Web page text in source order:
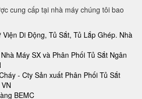
cung cấp tại nhà máy chúng tôi bao
Viện Di Động, Tủ Sắt, Tủ Lắp Ghép. Nhà
Máy SX và Phân Phối Tủ Sắt Ngân
- Cty Sản xuất Phân Phối Tủ Sắt
BEMC